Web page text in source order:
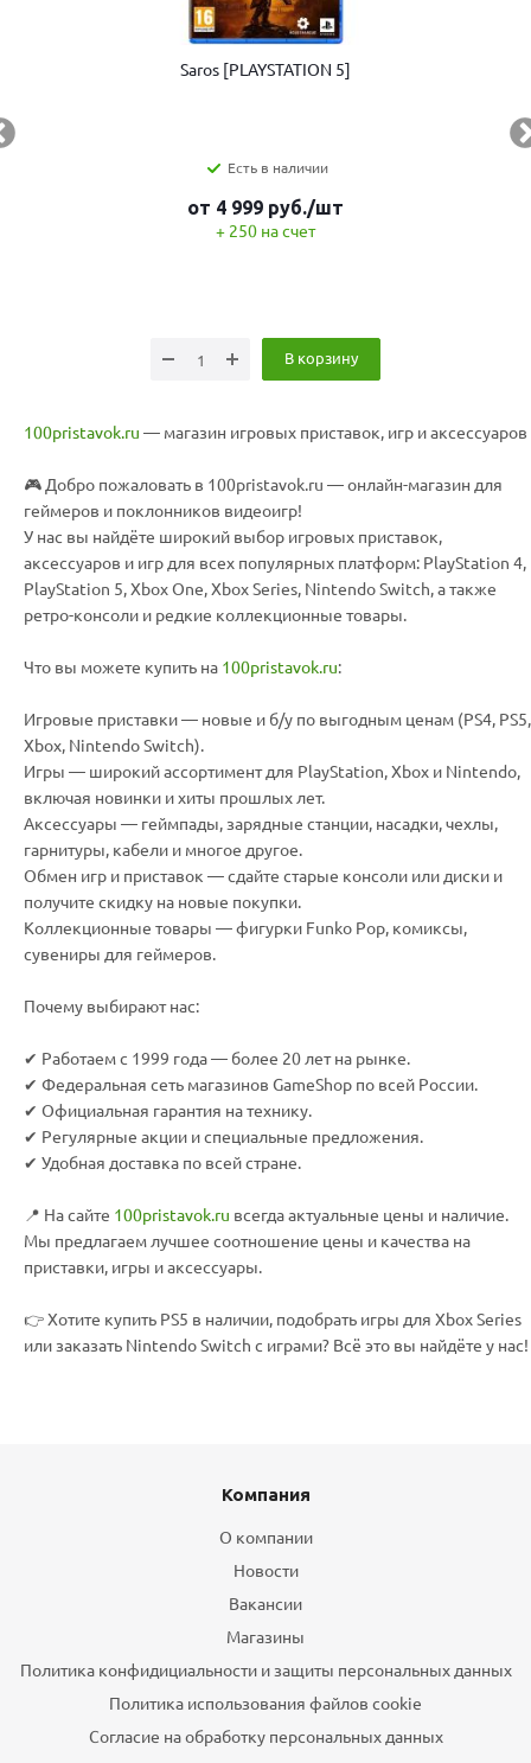
Saros [PLAYSTATION 5]
Есть в наличии
от 4 999 руб./шт
+ 250 на счет
В корзину
100pristavok.ru — магазин игровых приставок, игр и аксессуаров
🎮 Добро пожаловать в 100pristavok.ru — онлайн-магазин для
геймеров и поклонников видеоигр!
У нас вы найдёте широкий выбор игровых приставок,
аксессуаров и игр для всех популярных платформ: PlayStation 4,
PlayStation 5, Xbox One, Xbox Series, Nintendo Switch, а также
ретро-консоли и редкие коллекционные товары.
Что вы можете купить на 100pristavok.ru:
Игровые приставки — новые и б/у по выгодным ценам (PS4, PS5,
Xbox, Nintendo Switch).
Игры — широкий ассортимент для PlayStation, Xbox и Nintendo,
включая новинки и хиты прошлых лет.
Аксессуары — геймпады, зарядные станции, насадки, чехлы,
гарнитуры, кабели и многое другое.
Обмен игр и приставок — сдайте старые консоли или диски и
получите скидку на новые покупки.
Коллекционные товары — фигурки Funko Pop, комиксы,
сувениры для геймеров.
Почему выбирают нас:
✔ Работаем с 1999 года — более 20 лет на рынке.
✔ Федеральная сеть магазинов GameShop по всей России.
✔ Официальная гарантия на технику.
✔ Регулярные акции и специальные предложения.
✔ Удобная доставка по всей стране.
📍 На сайте 100pristavok.ru всегда актуальные цены и наличие.
Мы предлагаем лучшее соотношение цены и качества на
приставки, игры и аксессуары.
👉 Хотите купить PS5 в наличии, подобрать игры для Xbox Series
или заказать Nintendo Switch с играми? Всё это вы найдёте у нас!
Компания
О компании
Новости
Вакансии
Магазины
Политика конфидициальности и защиты персональных данных
Политика использования файлов cookie
Согласие на обработку персональных данных